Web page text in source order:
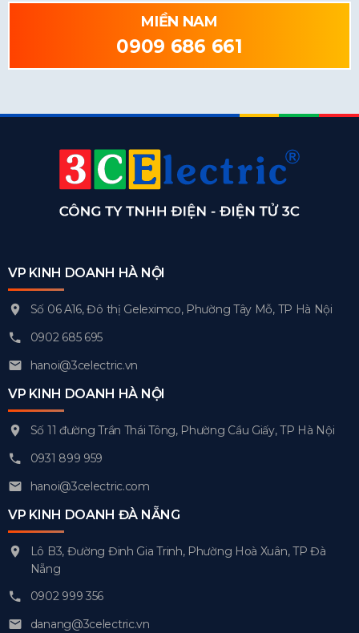
MIỀN NAM
0909 686 661
VP KINH DOANH HÀ NỘI
Số 06 A16, Đô thị Geleximco, Phường Tây Mỗ, TP Hà Nội
0902 685 695
hanoi@3celectric.vn
VP KINH DOANH HÀ NỘI
Số 11 đường Trần Thái Tông, Phường Cầu Giấy, TP Hà Nội
0931 899 959
hanoi@3celectric.com
VP KINH DOANH ĐÀ NẴNG
Lô B3, Đường Đinh Gia Trinh, Phường Hoà Xuân, TP Đà
Nẵng
0902 999 356
danang@3celectric.vn